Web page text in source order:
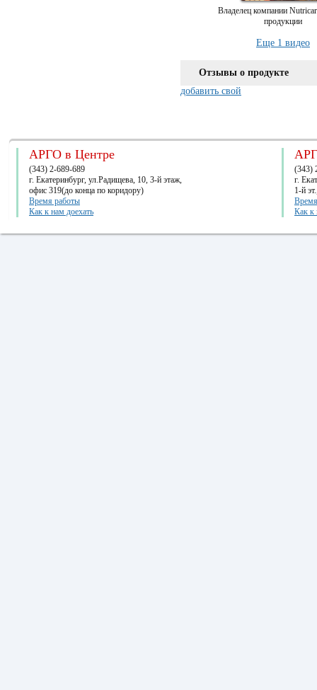
Владелец компании
продукции
Еще 1 видео
Отзывы о продукте
добавить свой
АРГО в Центре
(343) 2-689-689
г. Екатеринбург, ул.Радищева, 10, 3-й этаж,
офис 319(до конца по коридору)
Время работы
Как к нам доехать
(343)
г.
1-й
Как к